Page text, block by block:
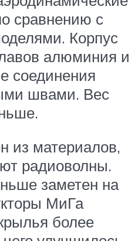
сравнению с
Корпус
алюминия и
соединения
швами. Вес
из материалов,
радиоволны.
заметен на
МиГа
более